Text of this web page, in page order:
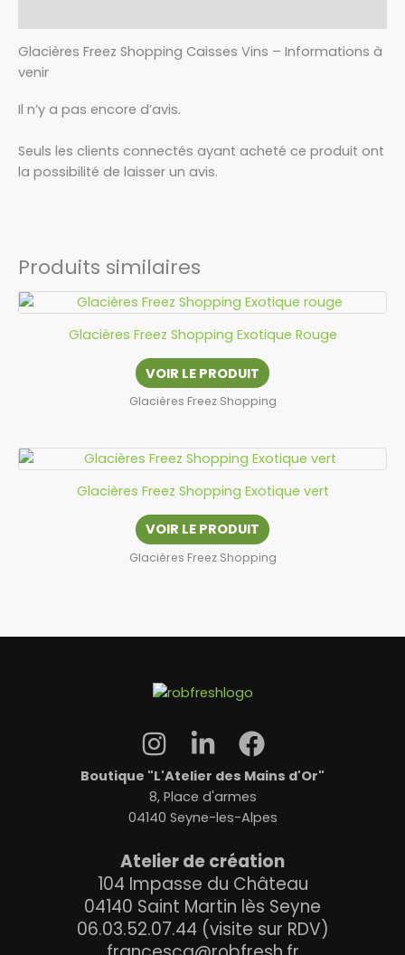
Glacières Freez Shopping Caisses Vins – Informations à
venir
Il n’y a pas encore d’avis.
Seuls les clients connectés ayant acheté ce produit ont
la possibilité de laisser un avis.
Produits similaires
Glacières Freez Shopping Exotique Rouge
VOIR LE PRODUIT
Glacières Freez Shopping
Glacières Freez Shopping Exotique vert
VOIR LE PRODUIT
Glacières Freez Shopping
Boutique "L'Atelier des Mains d'Or"
8, Place d'armes
04140 Seyne-les-Alpes
Atelier de création
104 Impasse du Château
04140 Saint Martin lès Seyne
06.03.52.07.44 (visite sur RDV)